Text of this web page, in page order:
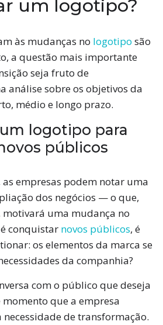
um logotipo?
às mudanças no logotipo são
a questão mais importante
seja fruto de
análise sobre os objetivos da
médio e longo prazo.
logotipo para
públicos
empresas podem notar uma
dos negócios — o que,
motivará uma mudança no
conquistar novos públicos, é
os elementos da marca se
da companhia?
com o público que deseja
momento que a empresa
de transformação.